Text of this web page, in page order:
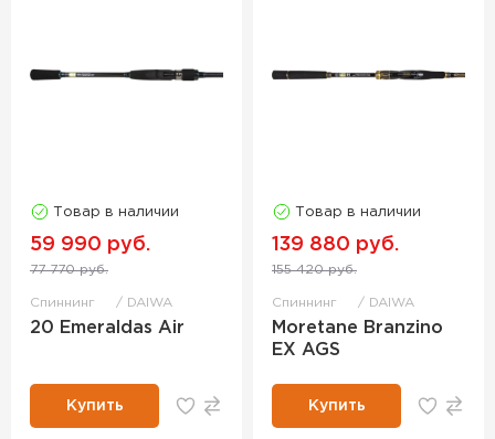
Товар в наличии
59 990 руб.
77 770 руб.
Спиннинг DAIWA
20 Emeraldas Air
Купить
Товар в наличии
139 880 руб.
155 420 руб.
Спиннинг DAIWA
Moretane Branzino
EX AGS
Купить